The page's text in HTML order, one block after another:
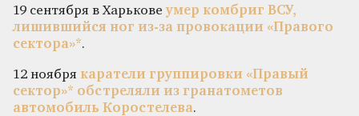
19 сентября в Харьковеумер комбриг ВСУ,
лишившийся ног из-за провокации «Правого
сектора»*.
12 ноября каратели группировки «Правый
сектор»* обстреляли из гранатометов
автомобиль Коростелева.